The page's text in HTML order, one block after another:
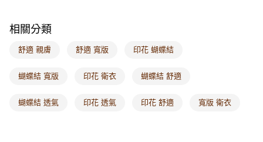
付款後門市自取
每筆NT$60，滿NT$1,000(含以上)免運費
相關分類
舒適 親膚 舒適 寬版 印花 蝴蝶結
蝴蝶結 寬版 印花 衛衣 蝴蝶結 舒適
蝴蝶結 透氣 印花 透氣 印花 舒適 寬版 衛衣